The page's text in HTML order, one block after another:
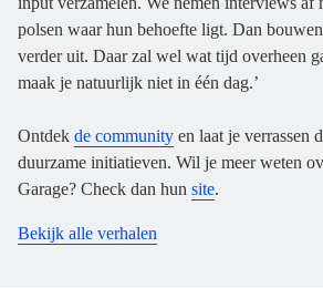
polsen waar hun behoefte ligt. Dan
verder uit. Daar zal wel wat tijd overheen
maak je natuurlijk niet in één dag.’
Ontdek de community en laat je verrassen
duurzame initiatieven. Wil je meer weten
Garage? Check dan hun site.
Bekijk alle verhalen